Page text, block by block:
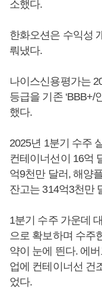
소했다.
한화오션은 수익성
뤄냈다.
나이스신용평가는
등급을 기존 ‘BBB+/
했다.
2025년 1분기 수주
컨테이너선이 16억
억9천만 달러, 해양
잔고는 314억3천만
1분기 수주 가운데
으로 확보하며 수주
약이 눈에 띈다. 에
업에 컨테이너선 건
었다.